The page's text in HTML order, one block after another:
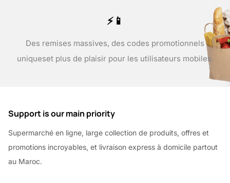
⚡📱
Des remises massives, des codes promotionnels
uniqueset plus de plaisir pour les utilisateurs mobiles.
Support is our main priority
Supermarché en ligne, large collection de produits, offres et
promotions incroyables, et livraison express à domicile partout
au Maroc.